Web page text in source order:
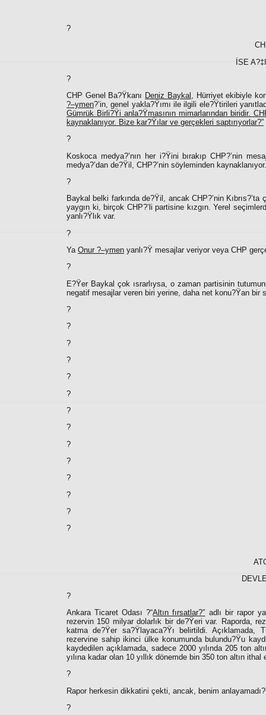
?
İSE
?
CHP Genel Ba?Ÿkanı Deniz Baykal, Hürriyet ekibiyle
?–ymen?’in, genel yakla?Ÿımı ile ilgili ele?Ÿtirileri
Gümrük Birli?Ÿi anla?Ÿmasının mimarlarından biridir.
kaynaklanıyor. Bize kar?Ÿılar ve gerçekleri saptırıyorlar?”
?
Koskoca medya?’nın her i?Ÿini bırakıp CHP?’nin
medya?’dan de?Ÿil, CHP?’nin söyleminden kaynaklanıyor.
?
Baykal belki farkında de?Ÿil, ancak CHP?’nin
yaygın ki, birçok CHP?’li partisine kızgın. Yerel
yanlı?Ÿlık var.
?
Ya Onur ?–ymen yanlı?Ÿ mesajlar veriyor veya CHP
?
E?Ÿer Baykal çok ısrarlıysa, o zaman partisinin
negatif mesajlar veren biri yerine, daha net konu?Ÿan
?
?
?
?
?
?
?
?
?
?
?
?
?
?
?
Ankara Ticaret Odası ?“Altın fırsatlar?” adlı bir rapor
rezervin 150 milyar dolarlık bir de?Ÿeri var. Raporda,
katma de?Ÿer sa?Ÿlayaca?Ÿı belirtildi. Açıklamada,
rezervine sahip ikinci ülke konumunda bulundu?Ÿu
kaydedilen açıklamada, sadece 2000 yılında 205 ton
yılına kadar olan 10 yıllık dönemde bin 350 ton altın
?
Rapor herkesin dikkatini çekti, ancak, benim
?